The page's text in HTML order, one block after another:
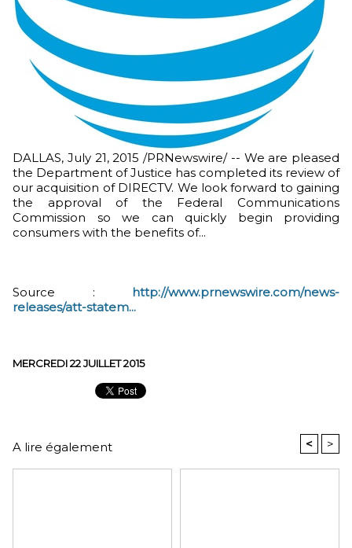
DALLAS, July 21, 2015 /PRNewswire/ -- We are pleased
the Department of Justice has completed its review of
our acquisition of DIRECTV. We look forward to gaining
the approval of the Federal Communications
Commission so we can quickly begin providing
consumers with the benefits of...
Source : http://www.prnewswire.com/news-
releases/att-statem...
MERCREDI 22 JUILLET 2015
A lire également < >